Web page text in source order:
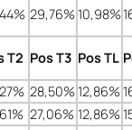
29,76% 10,98%
T2 Pos T3 Pos TL
28,50% 12,86%
27,06% 12,86%